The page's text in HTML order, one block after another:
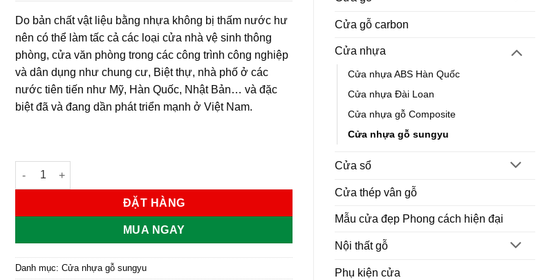
Do bản chất vật liệu bằng nhựa không bị thấm nước hư
nên có thể làm tấc cả các loại cửa nhà vệ sinh thông
phòng, cửa văn phòng trong các công trình công nghiệp
và dân dụng như chung cư, Biệt thự, nhà phố ở các
nước tiên tiến như Mỹ, Hàn Quốc, Nhật Bản… và đặc
biệt đã và đang dần phát triển mạnh ở Việt Nam.
Cửa nhựa gỗ Sung Yu Mẫu: SYB-329 số lượng
ĐẶT HÀNG
MUA NGAY
Danh mục:Cửa nhựa gỗ sungyu
Cửa gỗ carbon
Cửa nhựa
Cửa nhựa ABS Hàn Quốc
Cửa nhựa Đài Loan
Cửa nhựa gỗ Composite
Cửa nhựa gỗ sungyu
Cửa sổ
Cửa thép vân gỗ
Mẫu cửa đẹp Phong cách hiện đại
Nội thất gỗ
Phụ kiện cửa